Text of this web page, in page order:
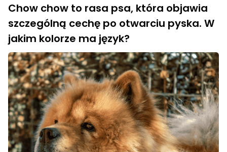
Chow chow to rasa psa, która objawia
szczególną cechę po otwarciu pyska. W
jakim kolorze ma język?